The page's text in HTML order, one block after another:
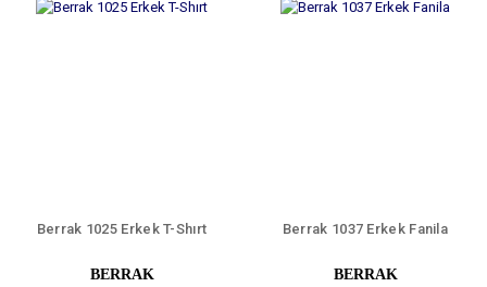
Berrak 1025 Erkek T-Shırt
BERRAK
Berrak 1037 Erkek Fanila
BERRAK